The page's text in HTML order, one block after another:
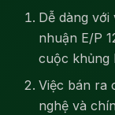
Dễ dàng
nhuận E/P
cuộc khủng
Việc bán ra
nghệ và